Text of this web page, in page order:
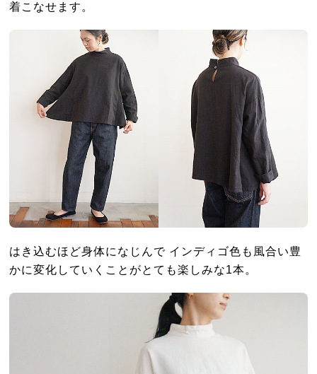
着こなせます。
はき込むほど身体になじんで インディゴ色も風合い豊
かに変化していくことがとても楽しみな1本。